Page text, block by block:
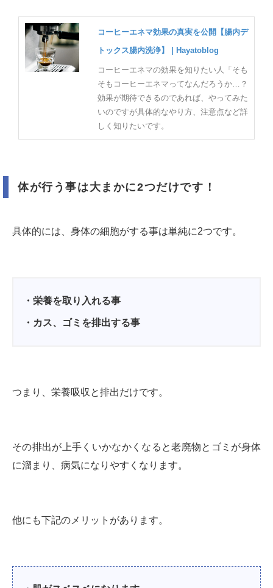
コーヒーエネマ効果の真実を公開【腸内デ
トックス腸内洗浄】 | Hayatoblog
コーヒーエネマの効果を知りたい人「そも
そもコーヒーエネマってなんだろうか…？
効果が期待できるのであれば、やってみた
いのですが具体的なやり方、注意点など詳
しく知りたいです。
体が行う事は大まかに2つだけです！
具体的には、身体の細胞がする事は単純に2つです。
・栄養を取り入れる事
・カス、ゴミを排出する事
つまり、栄養吸収と排出だけです。
その排出が上手くいかなかくなると老廃物とゴミが身体
に溜まり、病気になりやすくなります。
他にも下記のメリットがあります。